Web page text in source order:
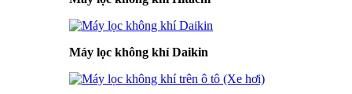
Máy lọc không khí Daikin